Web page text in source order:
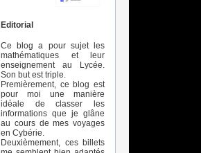
Editorial
Ce blog a pour sujet les
mathématiques et leur
enseignement au Lycée.
Son but est triple.
Premièrement, ce blog est
pour moi une manière
idéale de classer les
informations que je glâne
au cours de mes voyages
en Cybérie.
Deuxièmement, ces billets